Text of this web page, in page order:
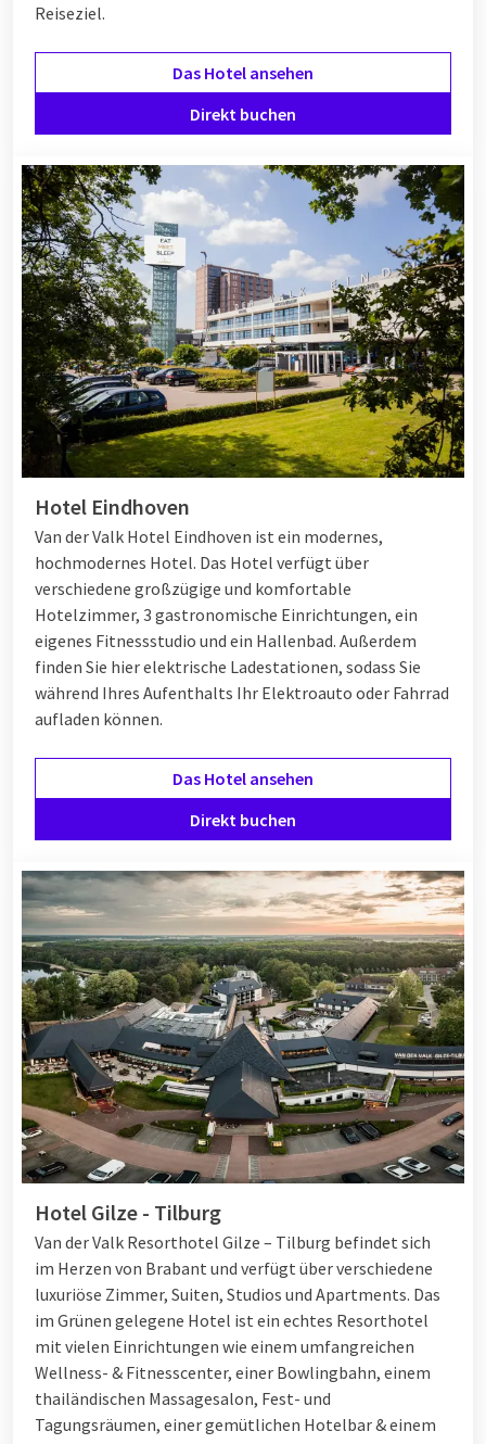
Reiseziel.
Das Hotel ansehen
Direkt buchen
Hotel Eindhoven
Van der Valk Hotel Eindhoven ist ein modernes,
hochmodernes Hotel. Das Hotel verfügt über
verschiedene großzügige und komfortable
Hotelzimmer, 3 gastronomische Einrichtungen, ein
eigenes Fitnessstudio und ein Hallenbad. Außerdem
finden Sie hier elektrische Ladestationen, sodass Sie
während Ihres Aufenthalts Ihr Elektroauto oder Fahrrad
aufladen können.
Das Hotel ansehen
Direkt buchen
Hotel Gilze - Tilburg
Van der Valk Resorthotel Gilze – Tilburg befindet sich
im Herzen von Brabant und verfügt über verschiedene
luxuriöse Zimmer, Suiten, Studios und Apartments. Das
im Grünen gelegene Hotel ist ein echtes Resorthotel
mit vielen Einrichtungen wie einem umfangreichen
Wellness- & Fitnesscenter, einer Bowlingbahn, einem
thailändischen Massagesalon, Fest- und
Tagungsräumen, einer gemütlichen Hotelbar & einem